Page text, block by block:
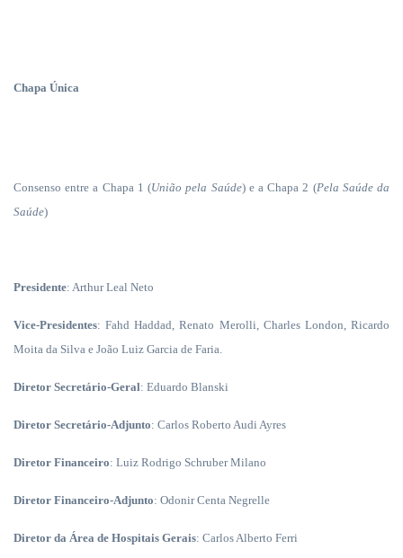
Chapa Única
Consenso entre a Chapa 1 (União pela Saúde) e a Chapa 2 (Pela Saúde da
Saúde)
Presidente: Arthur Leal Neto
Vice-Presidentes: Fahd Haddad, Renato Merolli, Charles London, Ricardo
Moita da Silva e João Luiz Garcia de Faria.
Diretor Secretário-Geral: Eduardo Blanski
Diretor Secretário-Adjunto: Carlos Roberto Audi Ayres
Diretor Financeiro: Luiz Rodrigo Schruber Milano
Diretor Financeiro-Adjunto: Odonir Centa Negrelle
Diretor da Área de Hospitais Gerais: Carlos Alberto Ferri